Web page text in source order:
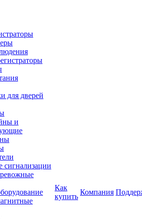
для дверей
и
сигнализации
Как
купить
Компания